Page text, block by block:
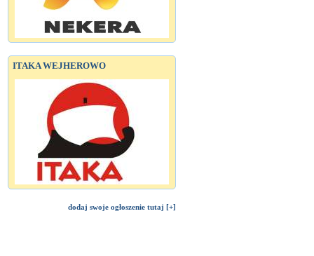
ITAKA WEJHEROWO
dodaj swoje ogłoszenie tutaj [+]